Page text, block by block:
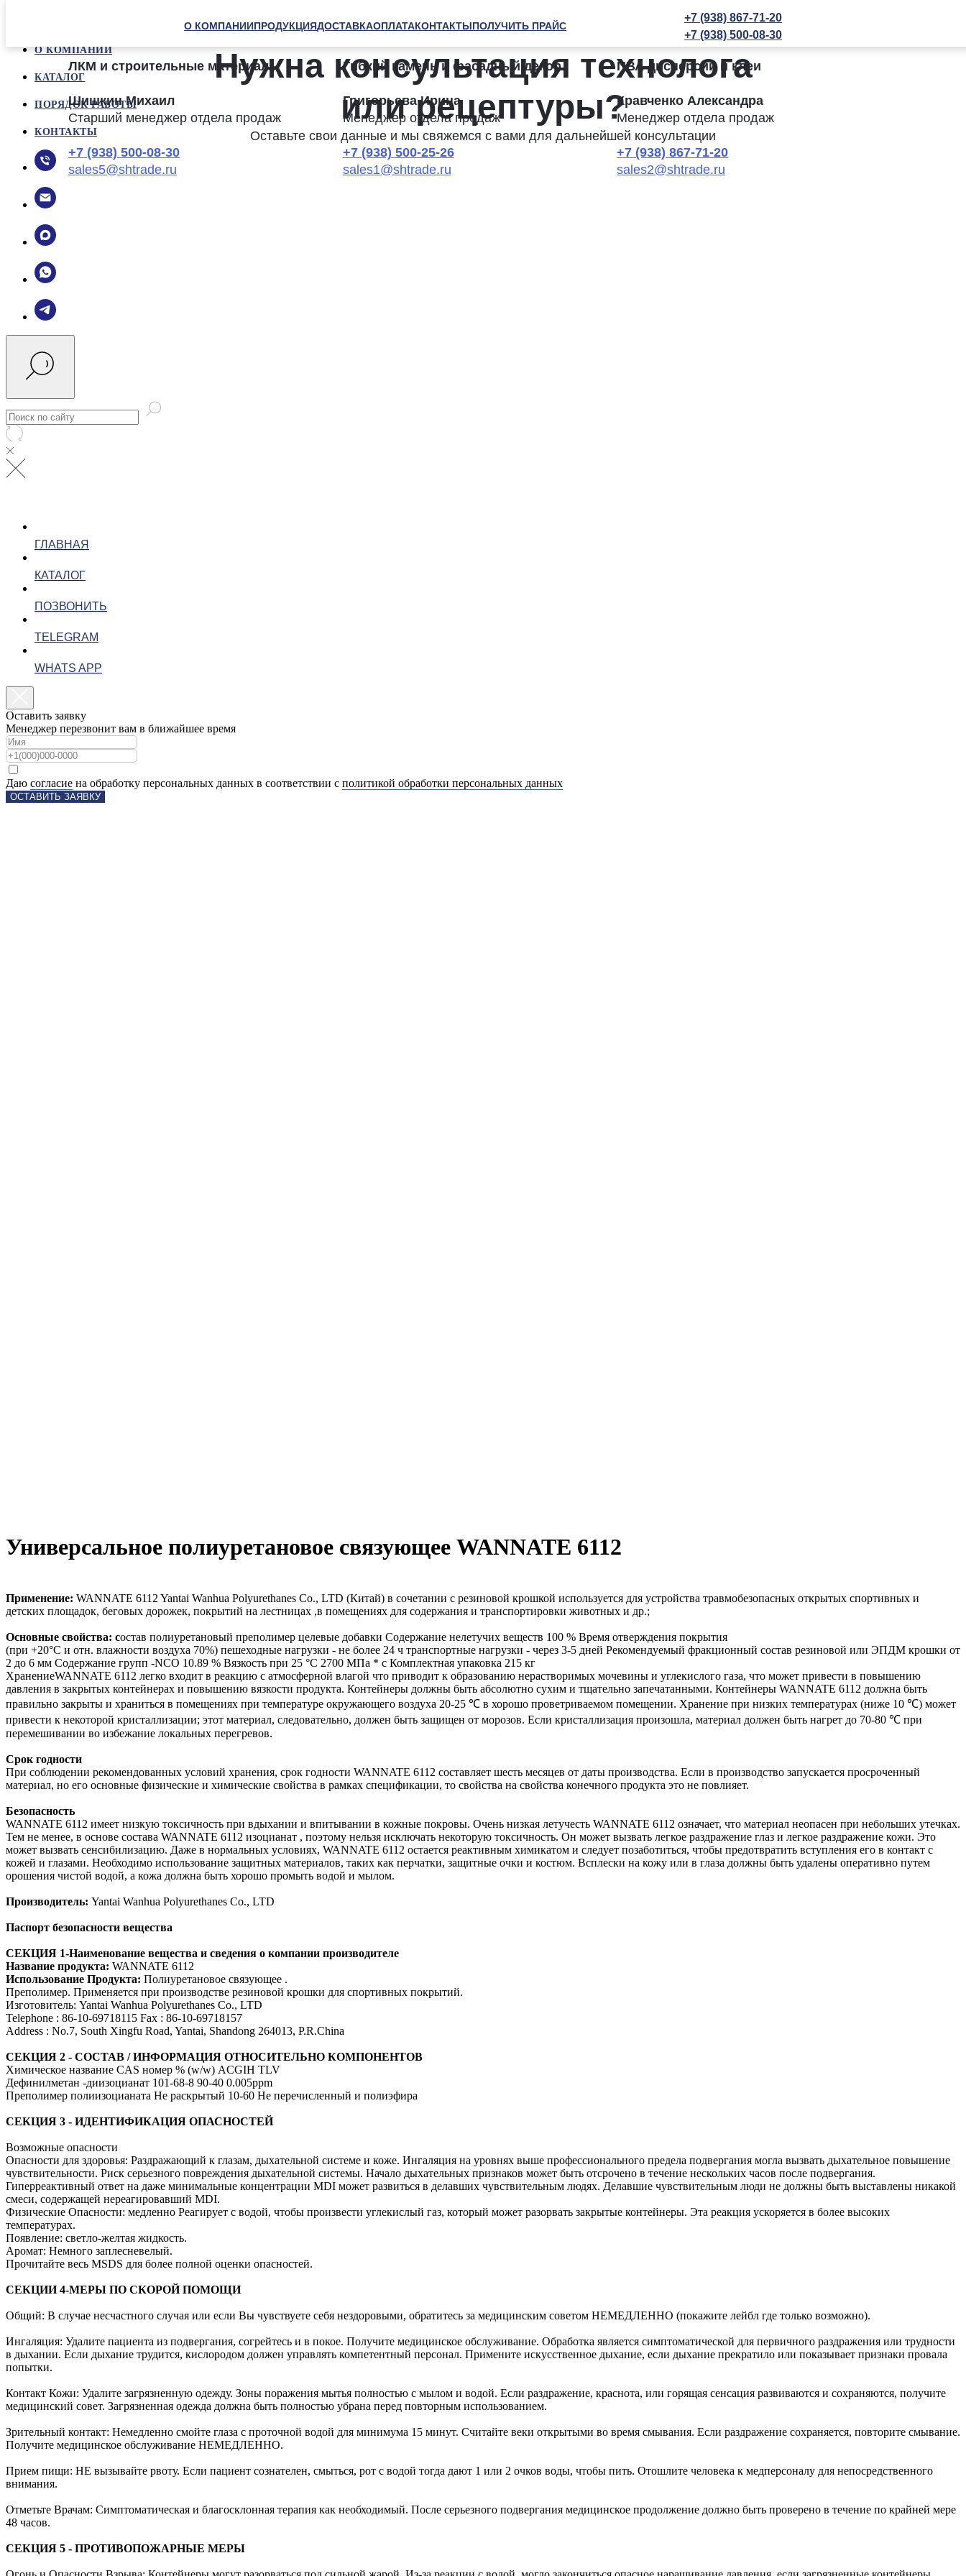
О КОМПАНИИПРОДУКЦИЯДОСТАВКАОПЛАТАКОНТАКТЫПОЛУЧИТЬ ПРАЙС
+7 (938) 867-71-20
+7 (938) 500-08-30
О КОМПАНИИ
КАТАЛОГ
ПОРЯДОК РАБОТЫ
КОНТАКТЫ
ГЛАВНАЯ
КАТАЛОГ
ПОЗВОНИТЬ
TELEGRAM
WHATS APP
Оставить заявку
Менеджер перезвонит вам в ближайшее время
Даю согласие на обработку персональных данных в соответствии с политикой обработки персональных данных
ОСТАВИТЬ ЗАЯВКУ
Универсальное полиуретановое связующее WANNATE 6112
Применение: WANNATE 6112 Yantai Wanhua Polyurethanes Co., LTD (Китай) в сочетании с резиновой крошкой используется для устройства травмобезопасных открытых спортивных и
детских площадок, беговых дорожек, покрытий на лестницах ,в помещениях для содержания и транспортировки животных и др.;
Основные свойства: состав полиуретановый преполимер целевые добавки Содержание нелетучих веществ 100 % Время отверждения покрытия
(при +20°С и отн. влажности воздуха 70%) пешеходные нагрузки - не более 24 ч транспортные нагрузки - через 3-5 дней Рекомендуемый фракционный состав резиновой или ЭПДМ крошки от
2 до 6 мм Содержание групп -NCO 10.89 % Вязкость при 25 °С 2700 МПа * с Комплектная упаковка 215 кг
ХранениеWANNATE 6112 легко входит в реакцию с атмосферной влагой что приводит к образованию нерастворимых мочевины и углекислого газа, что может привести в повышению
давления в закрытых контейнерах и повышению вязкости продукта. Контейнеры должны быть абсолютно сухим и тщательно запечатанными. Контейнеры WANNATE 6112 должна быть
правильно закрыты и храниться в помещениях при температуре окружающего воздуха 20-25 ℃ в хорошо проветриваемом помещении. Хранение при низких температурах (ниже 10 ℃) может
привести к некоторой кристаллизации; этот материал, следовательно, должен быть защищен от морозов. Если кристаллизация произошла, материал должен быть нагрет до 70-80 ℃ при
перемешивании во избежание локальных перегревов.
Срок годности
При соблюдении рекомендованных условий хранения, срок годности WANNATE 6112 составляет шесть месяцев от даты производства. Если в производство запускается просроченный
материал, но его основные физические и химические свойства в рамках спецификации, то свойства на свойства конечного продукта это не повлияет.
Безопасность
WANNATE 6112 имеет низкую токсичность при вдыхании и впитывании в кожные покровы. Очень низкая летучесть WANNATE 6112 означает, что материал неопасен при небольших утечках.
Тем не менее, в основе состава WANNATE 6112 изоцианат , поэтому нельзя исключать некоторую токсичность. Он может вызвать легкое раздражение глаз и легкое раздражение кожи. Это
может вызвать сенсибилизацию. Даже в нормальных условиях, WANNATE 6112 остается реактивным химикатом и следует позаботиться, чтобы предотвратить вступления его в контакт с
кожей и глазами. Необходимо использование защитных материалов, таких как перчатки, защитные очки и костюм. Всплески на кожу или в глаза должны быть удалены оперативно путем
орошения чистой водой, а кожа должна быть хорошо промыть водой и мылом.
Производитель: Yantai Wanhua Polyurethanes Co., LTD
Паспорт безопасности вещества
СЕКЦИЯ 1-Наименование вещества и сведения о компании производителе
Название продукта: WANNATE 6112
Использование Продукта: Полиуретановое связующее .
Преполимер. Применяется при производстве резиновой крошки для спортивных покрытий.
Изготовитель: Yantai Wanhua Polyurethanes Co., LTD
Telephone : 86-10-69718115 Fax : 86-10-69718157
Address : No.7, South Xingfu Road, Yantai, Shandong 264013, P.R.China
СЕКЦИЯ 2 - СОСТАВ / ИНФОРМАЦИЯ ОТНОСИТЕЛЬНО КОМПОНЕНТОВ
Химическое название CAS номер % (w/w) ACGIH TLV
Дефинилметан -диизоцианат 101-68-8 90-40 0.005ppm
Преполимер полиизоцианата Не раскрытый 10-60 Не перечисленный и полиэфира
СЕКЦИЯ 3 - ИДЕНТИФИКАЦИЯ ОПАСНОСТЕЙ
Возможные опасности
Опасности для здоровья: Раздражающий к глазам, дыхательной системе и коже. Ингаляция на уровнях выше профессионального предела подвергания могла вызвать дыхательное повышение
чувствительности. Риск серьезного повреждения дыхательной системы. Начало дыхательных признаков может быть отсрочено в течение нескольких часов после подвергания.
Гиперреактивный ответ на даже минимальные концентрации MDI может развиться в делавших чувствительным людях. Делавшие чувствительным люди не должны быть выставлены никакой
смеси, содержащей нереагировавший MDI.
Физические Опасности: медленно Реагирует с водой, чтобы произвести углекислый газ, который может разорвать закрытые контейнеры. Эта реакция ускоряется в более высоких
температурах.
Появление: светло-желтая жидкость.
Аромат: Немного заплесневелый.
Прочитайте весь MSDS для более полной оценки опасностей.
СЕКЦИИ 4-МЕРЫ ПО СКОРОЙ ПОМОЩИ
Общий: В случае несчастного случая или если Вы чувствуете себя нездоровыми, обратитесь за медицинским советом НЕМЕДЛЕННО (покажите лейбл где только возможно).
Ингаляция: Удалите пациента из подвергания, согрейтесь и в покое. Получите медицинское обслуживание. Обработка является симптоматической для первичного раздражения или трудности
в дыхании. Если дыхание трудится, кислородом должен управлять компетентный персонал. Примените искусственное дыхание, если дыхание прекратило или показывает признаки провала
попытки.
Контакт Кожи: Удалите загрязненную одежду. Зоны поражения мытья полностью с мылом и водой. Если раздражение, краснота, или горящая сенсация развиваются и сохраняются, получите
медицинский совет. Загрязненная одежда должна быть полностью убрана перед повторным использованием.
Зрительный контакт: Немедленно смойте глаза с проточной водой для минимума 15 минут. Считайте веки открытыми во время смывания. Если раздражение сохраняется, повторите смывание.
Получите медицинское обслуживание НЕМЕДЛЕННО.
Прием пищи: НЕ вызывайте рвоту. Если пациент сознателен, смыться, рот с водой тогда дают 1 или 2 очков воды, чтобы пить. Отошлите человека к медперсоналу для непосредственного
внимания.
Отметьте Врачам: Симптоматическая и благосклонная терапия как необходимый. После серьезного подвергания медицинское продолжение должно быть проверено в течение по крайней мере
48 часов.
СЕКЦИЯ 5 - ПРОТИВОПОЖАРНЫЕ МЕРЫ
ЛКМ и строительные материалы
Шишкин Михаил
Старший менеджер отдела продаж
+7 (938) 500-08-30
sales5@shtrade.ru
Гибкий камень и фасадный декор
Григорьева Ирина
Менеджер отдела продаж
+7 (938) 500-25-26
sales1@shtrade.ru
ПВА дисперсии и клеи
Кравченко Александра
Менеджер отдела продаж
+7 (938) 867-71-20
sales2@shtrade.ru
Нужна консультация технолога
или рецептуры?
Оставьте свои данные и мы свяжемся с вами для дальнейшей консультации